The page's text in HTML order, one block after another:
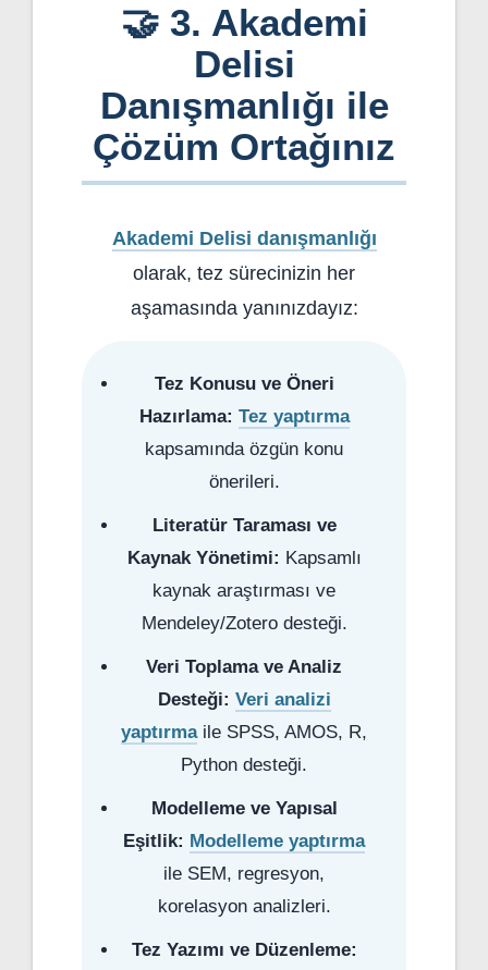
🤝 3. Akademi
Delisi
Danışmanlığı ile
Çözüm Ortağınız
Akademi Delisi danışmanlığı
olarak, tez sürecinizin her
aşamasında yanınızdayız:
Tez Konusu ve Öneri
Hazırlama: Tez yaptırma
kapsamında özgün konu
önerileri.
Literatür Taraması ve
Kaynak Yönetimi: Kapsamlı
kaynak araştırması ve
Mendeley/Zotero desteği.
Veri Toplama ve Analiz
Desteği: Veri analizi
yaptırmaile SPSS, AMOS, R,
Python desteği.
Modelleme ve Yapısal
Eşitlik: Modelleme yaptırma
ile SEM, regresyon,
korelasyon analizleri.
Tez Yazımı ve Düzenleme: